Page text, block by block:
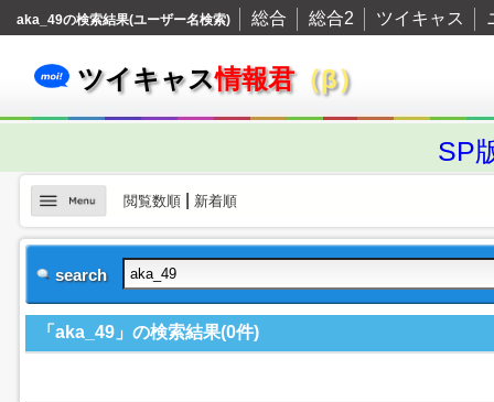
aka_49の検索結果(ユーザー名検索) 総合 総合2 ツイキャス
ツイキャス情報君（β）
SP
閲覧数順| 新着順
search
「aka_49」の検索結果(0件)